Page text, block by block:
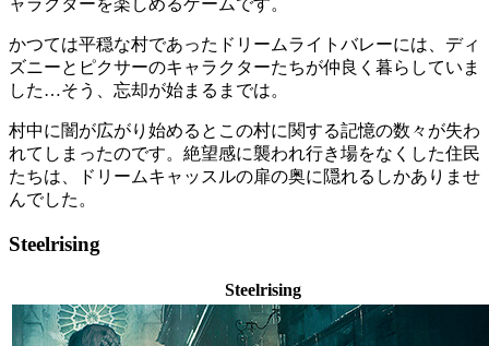
ャラクターを楽しめるゲームです。
かつては平穏な村であったドリームライトバレーには、ディ
ズニーとピクサーのキャラクターたちが仲良く暮らしていま
した…そう、忘却が始まるまでは。
村中に闇が広がり始めるとこの村に関する記憶の数々が失わ
れてしまったのです。絶望感に襲われ行き場をなくした住民
たちは、ドリームキャッスルの扉の奥に隠れるしかありませ
んでした。
Steelrising
Steelrising